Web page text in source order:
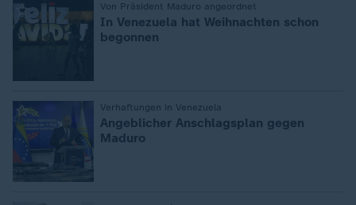
Von Präsident Maduro angeordnet
In Venezuela hat Weihnachten schon
begonnen
Verhaftungen in Venezuela
Angeblicher Anschlagsplan gegen
Maduro